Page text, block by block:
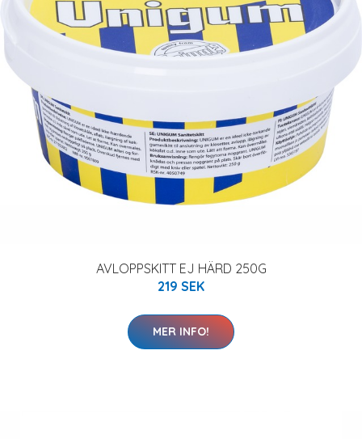
AVLOPPSKITT EJ HÄRD 250G
219 SEK
MER INFO!